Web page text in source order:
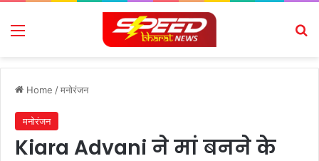
Menu
Home /मनोरंजन
मनोरंजन
Kiara Advani ने मां बनने के